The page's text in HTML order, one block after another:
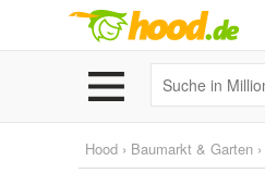
Hood › Baumarkt & Garten ›